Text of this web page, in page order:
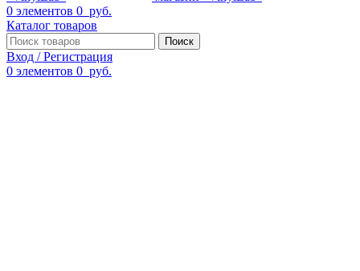
0 элементов 0 руб.
Каталог товаров
Поиск
Вход / Регистрация
0 элементов 0 руб.